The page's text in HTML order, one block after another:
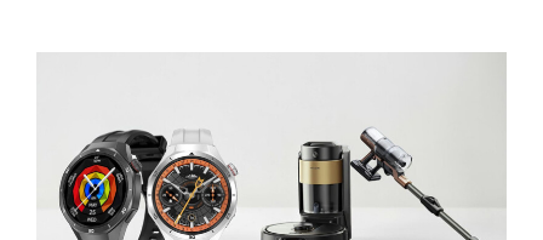
két
200
MP-
es